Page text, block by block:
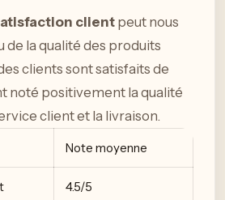
client peut nous
de la qualité des produits
clients sont satisfaits de
noté positivement la qualité
client et la livraison.
Note moyenne
4.5/5